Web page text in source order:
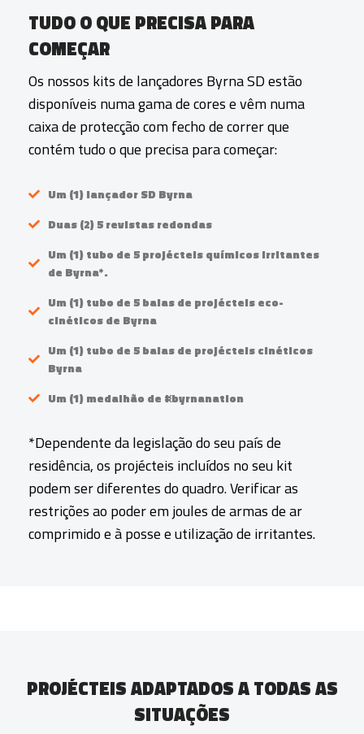
TUDO O QUE PRECISA PARA
COMEÇAR
Os nossos kits de lançadores Byrna SD estão
disponíveis numa gama de cores e vêm numa
caixa de protecção com fecho de correr que
contém tudo o que precisa para começar:
Um (1) lançador SD Byrna
Duas (2) 5 revistas redondas
Um (1) tubo de 5 projécteis químicos irritantes
de Byrna*.
Um (1) tubo de 5 balas de projécteis eco-
cinéticos de Byrna
Um (1) tubo de 5 balas de projécteis cinéticos
Byrna
Um (1) medalhão de #byrnanation
*Dependente da legislação do seu país de
residência, os projécteis incluídos no seu kit
podem ser diferentes do quadro. Verificar as
restrições ao poder em joules de armas de ar
comprimido e à posse e utilização de irritantes.
PROJÉCTEIS ADAPTADOS A TODAS AS
SITUAÇÕES